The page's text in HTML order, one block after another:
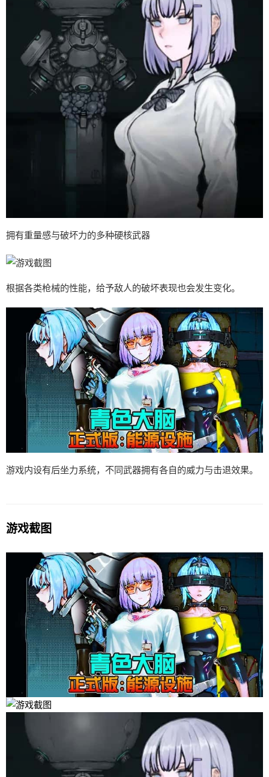
拥有重量感与破坏力的多种硬核武器
根据各类枪械的性能，给予敌人的破坏表现也会发生变化。
游戏内设有后坐力系统，不同武器拥有各自的威力与击退效果。
游戏截图